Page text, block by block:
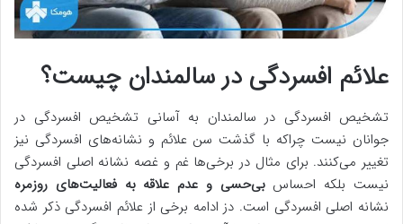
علائم افسردگی در سالمندان چیست؟
تشخیص افسردگی در سالمندان به آسانی تشخیص افسردگی در
جوانان نیست چراکه با گذشت سن علائم و نشانه‌های افسردگی نیز
تغییر می‌کنند. برای مثال در برخی‌ها غم و غصه نشانه اصلی افسردگی
نیست بلکه احساس بی‌حسی و عدم علاقه به فعالیت‌های روزمره
نشانه اصلی افسردگی است. دز ادامه برخی از علائم افسردگی ذکر شده